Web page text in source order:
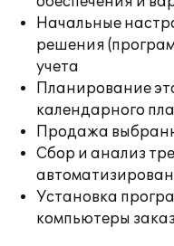
Начальные
решения
учета
Планирование
календарного
Продажа
Сбор и анализ
Установка
компьютеры